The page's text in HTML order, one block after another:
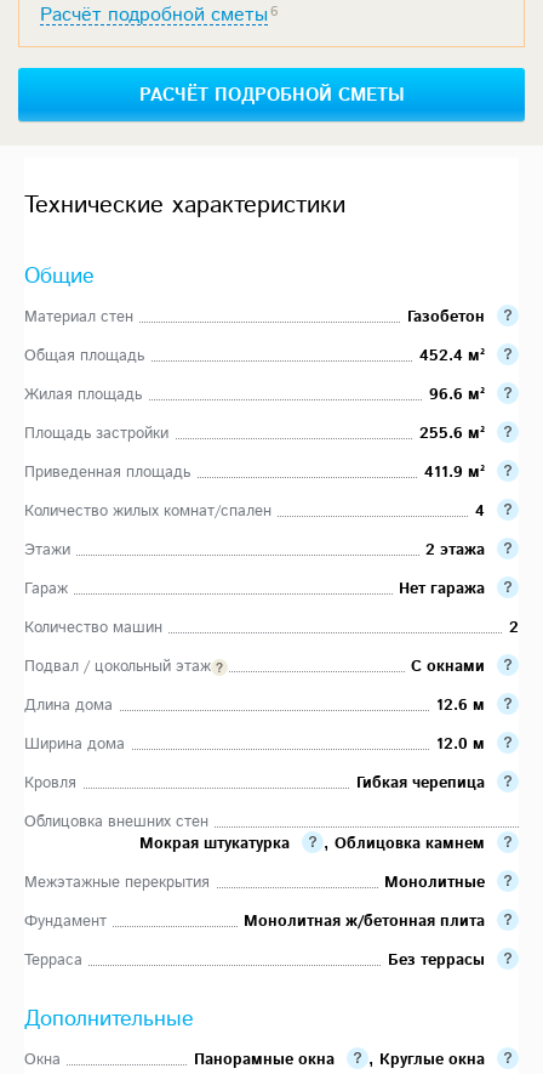
Расчёт подробной сметы6
РАСЧЁТ ПОДРОБНОЙ СМЕТЫ
Технические характеристики
Общие
Материал стен
Газобетон
Общая площадь
452.4 м²
Жилая площадь
96.6 м²
Площадь застройки
255.6 м²
Приведенная площадь
411.9 м²
Количество жилых комнат/спален
4
Этажи
2 этажа
Гараж
Нет гаража
Количество машин
2
Подвал / цокольный этаж
С окнами
Длина дома
12.6 м
Ширина дома
12.0 м
Кровля
Гибкая черепица
Облицовка внешних стен
Мокрая штукатурка
, Облицовка камнем
Межэтажные перекрытия
Монолитные
Фундамент
Монолитная ж/бетонная плита
Терраса
Без террасы
Дополнительные
Окна Панорамные окна , Круглые окна